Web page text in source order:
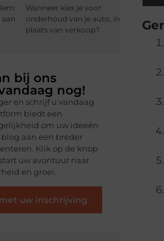
Wanneer kies je voor
onderhoud van je auto, in
plaats van verkoop?
bij ons
nog!
en schrijf u vandaag
biedt een
om uw ideeën
aan een breder
Klik op de knop
start uw avontuur naar
en groei.
uw inschrijving